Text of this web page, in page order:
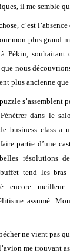
il me semble
c’est
mon plus grand
à Pékin, souhaitant
nous
plus ancienne que
s’assemblent
dans le
business class a
partie d’une
résolutions
tend les
encore
assumé.
ne vient pas
me trouvant